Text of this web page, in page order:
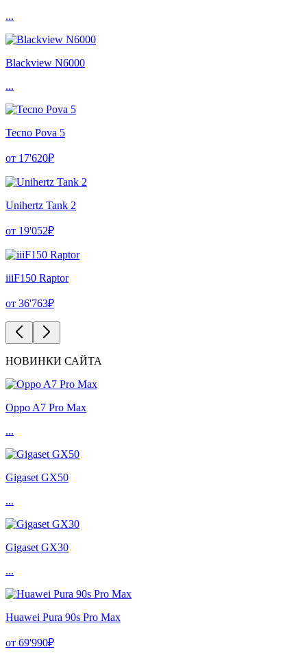
...
Blackview N6000
...
Tecno Pova 5
от 17'620₽
Unihertz Tank 2
от 19'052₽
iiiF150 Raptor
от 36'763₽
НОВИНКИ САЙТА
Oppo A7 Pro Max
...
Gigaset GX50
...
Gigaset GX30
...
Huawei Pura 90s Pro Max
от 69'990₽